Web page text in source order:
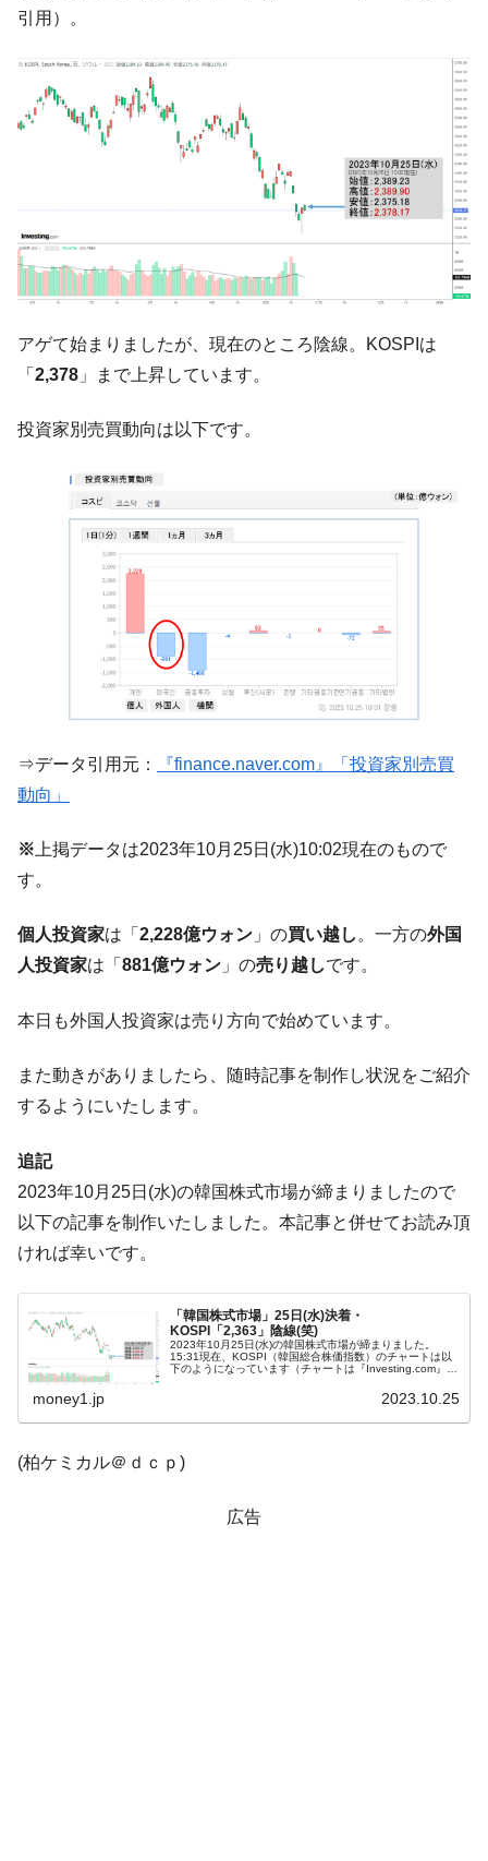
『Money1』
発令。李在明「猛暑・干ばつ対処状況点検会議」
『Money1』
【日本市場再挑戦中】韓国『現代自動車』
07月販売台数は去年のほぼ半分「71台」しか売れなかっ
た。『起亜』は9台だけ
韓国「信用赦免を何回やっても、何回やっ
ても」⇒ 257万人赦免したのに60万人がまた延滞者に転
『Money1』
韓国K9専用砲弾･装薬自動供給装甲車両･珍
兵器「K10」が改良に乗り出す。
『Money1』
韓国「2026年07月の輸出入」絶好調。半導
『Money1』
韓国･李在明「青年層の雇用状況が悪い。せ
や、若者に起業させよう」⇒ どんな雇用対策だソレ。
『Money1』
【韓国の外貨準備】2026年07月は4,279億ド
ル。外平債の発行「19.4億ドル」
『Money1』
韓国「ここは北朝鮮なのか。選管がサーバ
ーにウソのデータを入力したのは明白だ」
『Money1』
韓国･李在明さっそく不動産対策で浅薄な発
『Money1』
『Money1』
『韓国銀行』が「金の保有量を増やしま
す」⇒「金を経由するドル入手」手段ではないのか？
『Money1』
韓国･外為取引量「1日当たり1,214.4億ド
い「50.5％」に上昇
『Money1』
韓国大統領府ボンクラ政策室長が告発され
た ⇒ 国家が行った恐るべき株価操作であり、空前の国政壟
断
『Money1』
韓国･警察職員が「丸刈りになって抗議活
動」
国の過剰生産が世界を蝕む。
種は全般的「不調」⇒ PSIが示す現況は決して良くない。
『Money1』
【米韓激突案件】韓国消費者院が『クーパ
『Money1』
『Money1』
韓国型イージス搭載の次世代駆逐艦
「KDDX」1番艦、2032年竣工と公示
『Money1』
【対日本円】ウォン安が急進！ 日米の協調
『Money1』
韓国政府『BYD』車への補助金を全廃 ⇒ 実
は韓国で『BYD』車は売れている。6カ月で対前年同期比
1.9倍！
『Money1』
在韓米国大使スティールが着韓！⇒ さっそ
く空港に詰めかけ「出て行け！」「極右勢力」のプラカー
ドを掲げる「在韓反米勢力」
ータセンター整備」⇒ だから無理だってば。
引用）。
アゲて始まりましたが、現在のところ陰線。KOSPIは
「 2,378 」まで上昇しています。
投資家別売買動向は以下です。
⇒データ引用元：
『finance.naver.com』「投資家別売買
動向」
※ 上掲データは2023年10月25日(水)10:02現在のもので
す。
個人投資家は「 2,228億ウォン 」の買い越し。一方の外国
人投資家は「 881億ウォン 」の売り越しです。
本日も外国人投資家は売り方向で始めています。
また動きがありましたら、随時記事を制作し状況をご紹介
するようにいたします。
追記
2023年10月25日(水)の韓国株式市場が締まりましたので
以下の記事を制作いたしました。本記事と併せてお読み頂
ければ幸いです。
「韓国株式市場」25日(水)決着・
KOSPI「2,363」陰線(笑)
2023年10月25日(水)の韓国株式市場が締まりました。
15:31現在、KOSPI（韓国総合株価指数）のチャートは以
下のようになっています（チャートは『Investing.com』よ
money1.jp 2023.10.25
(柏ケミカル＠ｄｃｐ)
広告